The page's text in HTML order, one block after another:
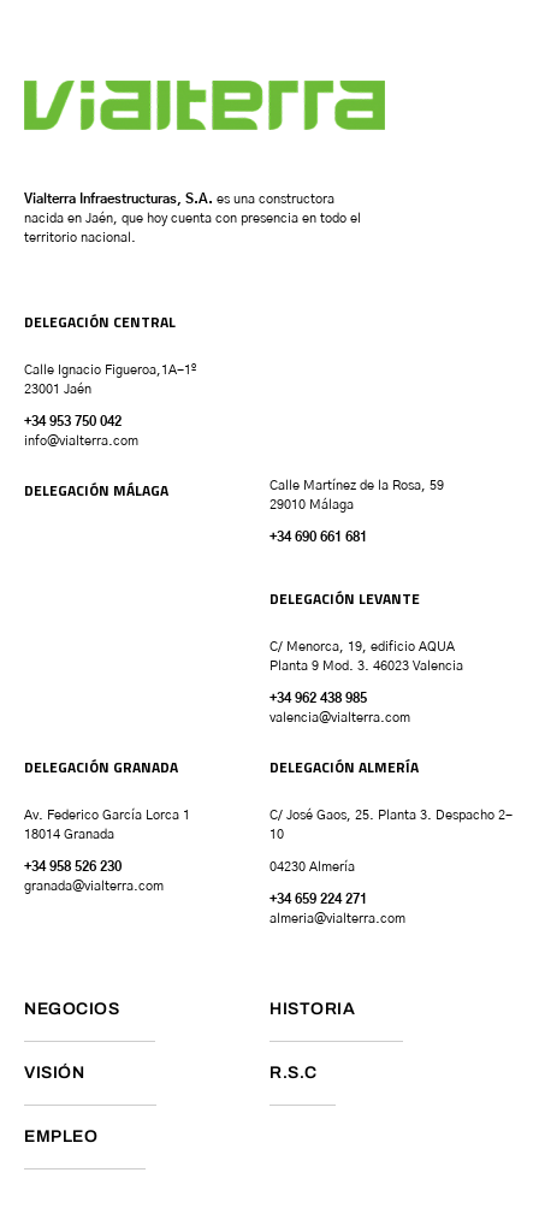
Vialterra Infraestructuras, S.A. es una constructora
nacida en Jaén, que hoy cuenta con presencia en todo el
territorio nacional.
DELEGACIÓN CENTRAL
Calle Ignacio Figueroa,1A-1º
23001 Jaén
+34 953 750 042
info@vialterra.com
DELEGACIÓN MÁLAGA
Calle Martínez de la Rosa, 59
29010 Málaga
+34 690 661 681
DELEGACIÓN LEVANTE
C/ Menorca, 19, edificio AQUA
Planta 9 Mod. 3. 46023 Valencia
+34 962 438 985
valencia@vialterra.com
DELEGACIÓN GRANADA
Av. Federico García Lorca 1
18014 Granada
+34 958 526 230
granada@vialterra.com
DELEGACIÓN ALMERÍA
C/ José Gaos, 25. Planta 3. Despacho 2-
10
04230 Almería
+34 659 224 271
almeria@vialterra.com
NEGOCIOS HISTORIA
VISIÓN R.S.C
EMPLEO